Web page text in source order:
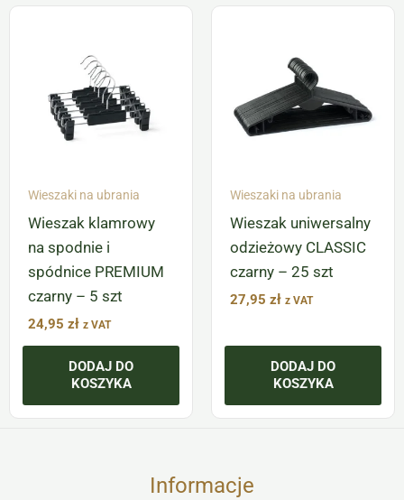
Wieszaki na ubrania
Wieszak klamrowy
na spodnie i
spódnice PREMIUM
czarny – 5 szt
24,95 zł z VAT
DODAJ DO
KOSZYKA
Wieszaki na ubrania
Wieszak uniwersalny
odzieżowy CLASSIC
czarny – 25 szt
27,95 zł z VAT
DODAJ DO
KOSZYKA
Informacje